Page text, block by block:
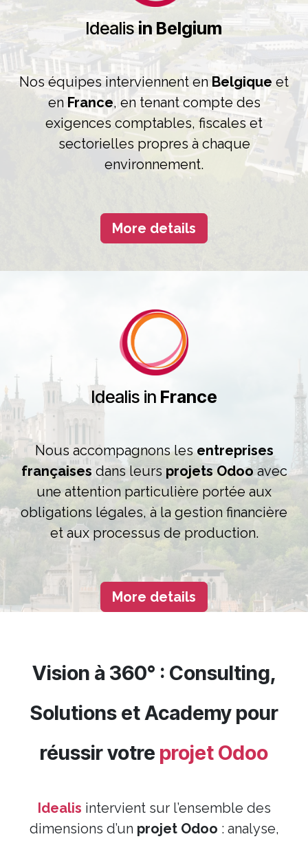
Idealisin Belgium
Nos équipes interviennent en Belgique et
en France, en tenant compte des
exigences comptables, fiscales et
sectorielles propres à chaque
environnement.
More details
Idealis in France
Nous accompagnons lesentreprises
françaises dans leurs projets Odooavec
une attention particulière portée aux
obligations légales, à la gestion financière
et aux processus de production.
More details
Vision à 360° : Consulting,
Solutions et Academy pour
réussir votre projet Odoo
Idealis intervient sur l’ensemble des
dimensions d’un projet Odoo : analyse,